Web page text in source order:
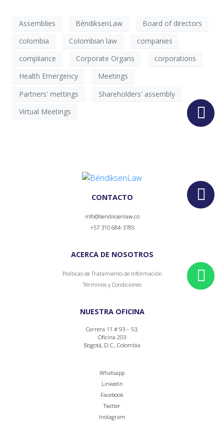
Assemblies BéndiksenLaw
Board of directors
colombia
Colombian law
companies
compliance
Corporate Organs
corporations
Health Emergency
Meetings
Partners' mettings
Shareholders' assembly
Virtual Meetings
CONTACTO
info@bendiksenlaw.co
+57 310 684-3785
ACERCA DE NOSOTROS
Políticas de Tratamiento de Información
Términos y Condiciones
NUESTRA OFICINA
Carrera 11 # 93 – 53,
Oficina 203
Bogotá, D.C., Colombia
Whatsapp
Linkedin
Facebook
Twitter
Instagram